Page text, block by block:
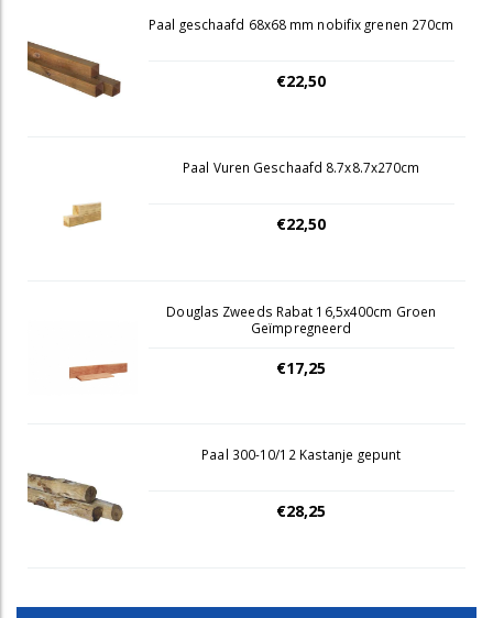
Paal geschaafd 68x68 mm nobifix grenen 270cm
€22,50
Paal Vuren Geschaafd 8.7x8.7x270cm
€22,50
Douglas Zweeds Rabat 16,5x400cm Groen
Geïmpregneerd
€17,25
Paal 300-10/12 Kastanje gepunt
€28,25